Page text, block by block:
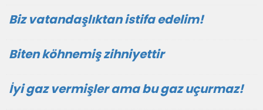
Biz vatandaşlıktan istifa edelim!
Biten köhnemiş zihniyettir
İyi gaz vermişler ama bu gaz uçurmaz!